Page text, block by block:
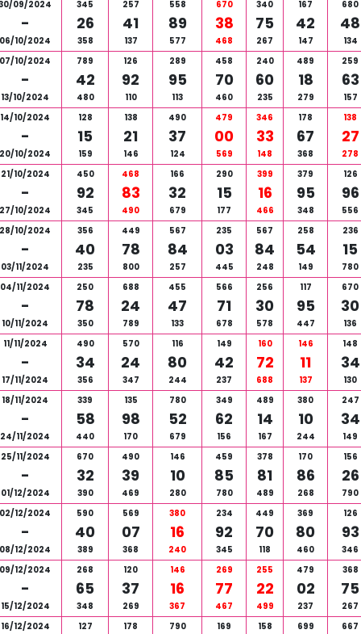
09/2024
-
06/10/2024
345
26
358
257
41
137
558
89
577
670
38
468
340
75
267
167
42
147
680
48
134
07/10/2024
-
13/10/2024
789
42
480
126
92
110
289
95
113
458
70
460
240
60
235
489
18
279
259
63
157
14/10/2024
-
20/10/2024
128
15
159
138
21
146
490
37
124
479
00
569
346
33
148
178
67
368
138
27
278
21/10/2024
-
27/10/2024
450
92
345
468
83
490
166
32
679
290
15
177
399
16
466
379
95
348
126
96
556
28/10/2024
-
03/11/2024
356
40
235
449
78
800
567
84
257
235
03
445
567
84
248
258
54
149
236
15
780
04/11/2024
-
10/11/2024
250
78
350
688
24
789
455
47
133
566
71
678
256
30
578
117
95
447
670
30
136
11/11/2024
-
17/11/2024
490
34
356
570
24
347
116
80
244
149
42
237
160
72
688
146
11
137
148
34
130
18/11/2024
-
24/11/2024
339
58
440
135
98
170
780
52
679
349
62
156
489
14
167
380
10
244
247
34
149
25/11/2024
-
01/12/2024
670
32
390
490
39
469
146
10
280
459
85
780
378
81
489
170
86
268
156
26
790
02/12/2024
-
08/12/2024
590
40
389
569
07
368
380
16
240
234
92
345
449
70
118
369
80
460
126
93
346
09/12/2024
-
15/12/2024
268
65
348
120
37
269
146
16
367
269
77
467
255
22
499
479
02
237
368
75
267
16/12/2024
127 178 790 169 158 699 667